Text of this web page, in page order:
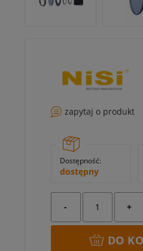
zapytaj o produkt
Dostępność:
dostępny
- +
DO